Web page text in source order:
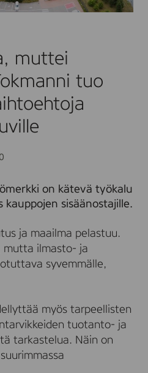
muttei
tuo
on kätevä työkalu
sisäänostajille.
ja maailma pelastuu.
mutta ilmasto- ja
syvemmälle,
myös tarpeellisten
tuotanto- ja
tarkastelua. Näin on